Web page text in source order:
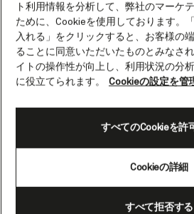
accessories from designer
sustainable indulgence. Feature
bring products to life in up-close
Exciting new brands never seen
Discover all of this and more
ト利用情報を分析して、弊社のマーケ
ために、Cookieを使用しております。
入れる」をクリックすると、お客様の
ることに同意いただいたものとみなさ
イトの操作性が向上し、利用状況の分
に役立てられます。
Cookieの設定を管
Cookieの詳細
すべて拒否する
すべてのCookieを許